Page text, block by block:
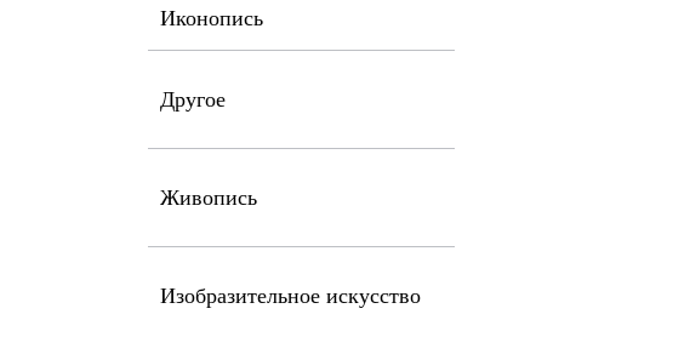
Иконопись
Другое
Живопись
Изобразительное искусство